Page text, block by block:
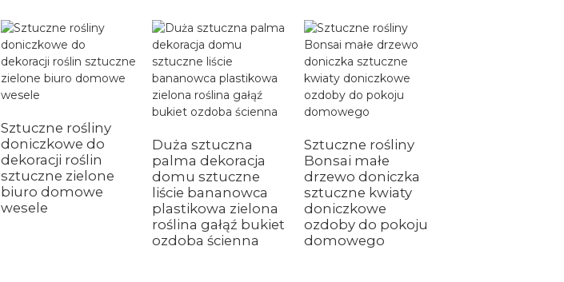
Sztuczne rośliny
doniczkowe do
dekoracji roślin
sztuczne zielone
biuro domowe
wesele
Duża sztuczna
palma dekoracja
domu sztuczne
liście bananowca
plastikowa zielona
roślina gałąź bukiet
ozdoba ścienna
Sztuczne rośliny
Bonsai małe
drzewo doniczka
sztuczne kwiaty
doniczkowe
ozdoby do pokoju
domowego